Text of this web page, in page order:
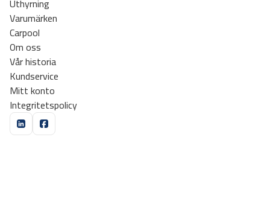
Varumärken
Carpool
Om oss
Vår historia
Kundservice
Mitt konto
Integritetspolicy